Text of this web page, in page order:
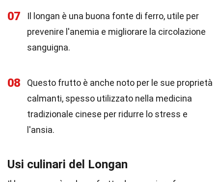
07
Il longan è una buona fonte di ferro, utile per
prevenire l'anemia e migliorare la circolazione
sanguigna.
08
Questo frutto è anche noto per le sue proprietà
calmanti, spesso utilizzato nella medicina
tradizionale cinese per ridurre lo stress e
l'ansia.
Usi culinari del Longan